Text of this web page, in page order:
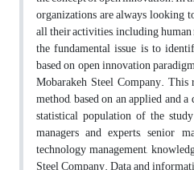
organizations are always looking
all their activities, including human
the fundamental issue is to
based on open innovation
Mobarakeh Steel Company.
method, based on an applied and
statistical population of the
managers and experts, senior
technology management,